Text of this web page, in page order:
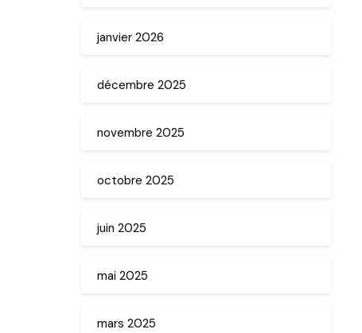
janvier 2026
décembre 2025
novembre 2025
octobre 2025
juin 2025
mai 2025
mars 2025